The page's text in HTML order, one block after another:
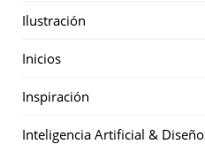
Ilustración
Inicios
Inspiración
Inteligencia Artificial & Diseño